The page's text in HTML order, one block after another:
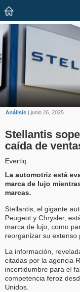
Análisis | junio 26, 2025
Stellantis
caída de
Evertiq
La automotriz está
marca de lujo
marcas.
Stellantis, el gigante
Peugeot y Chrysler,
marca de lujo, como
reorganizar su extenso
La información,
citadas por la agencia
incertidumbre para el
competencia feroz
Unidos.